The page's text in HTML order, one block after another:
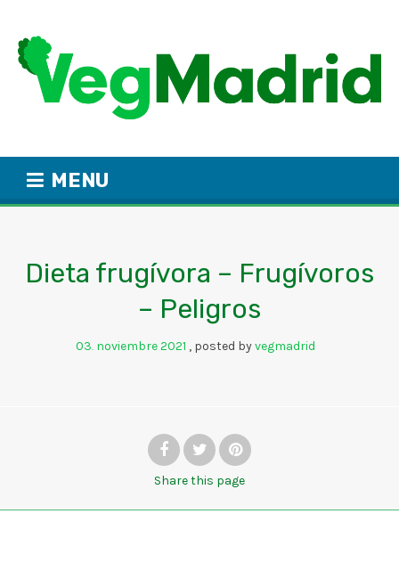
MENU
Dieta frugívora – Frugívoros
– Peligros
03. noviembre2021 posted byvegmadrid
Sharethis page